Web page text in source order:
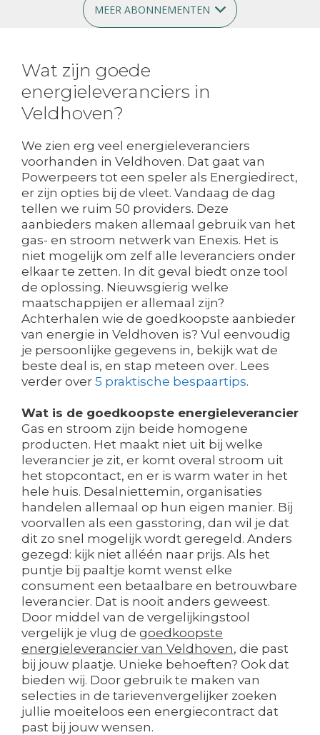
MEER ABONNEMENTEN
Wat zijn goede
energieleveranciers in
Veldhoven?
We zien erg veel energieleveranciers
voorhanden in Veldhoven. Dat gaat van
Powerpeers tot een speler als Energiedirect,
er zijn opties bij de vleet. Vandaag de dag
tellen we ruim 50 providers. Deze
aanbieders maken allemaal gebruik van het
gas- en stroom netwerk van Enexis. Het is
niet mogelijk om zelf alle leveranciers onder
elkaar te zetten. In dit geval biedt onze tool
de oplossing. Nieuwsgierig welke
maatschappijen er allemaal zijn?
Achterhalen wie de goedkoopste aanbieder
van energie in Veldhoven is? Vul eenvoudig
je persoonlijke gegevens in, bekijk wat de
beste deal is, en stap meteen over. Lees
verder over 5 praktische bespaartips.
Wat is de goedkoopste energieleverancier
Gas en stroom zijn beide homogene
producten. Het maakt niet uit bij welke
leverancier je zit, er komt overal stroom uit
het stopcontact, en er is warm water in het
hele huis. Desalniettemin, organisaties
handelen allemaal op hun eigen manier. Bij
voorvallen als een gasstoring, dan wil je dat
dit zo snel mogelijk wordt geregeld. Anders
gezegd: kijk niet alléén naar prijs. Als het
puntje bij paaltje komt wenst elke
consument een betaalbare en betrouwbare
leverancier. Dat is nooit anders geweest.
Door middel van de vergelijkingstool
vergelijk je vlug de goedkoopste
energieleverancier van Veldhoven, die past
bij jouw plaatje. Unieke behoeften? Ook dat
bieden wij. Door gebruik te maken van
selecties in de tarievenvergelijker zoeken
jullie moeiteloos een energiecontract dat
past bij jouw wensen.